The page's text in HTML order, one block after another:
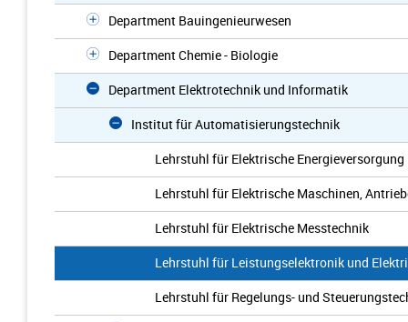
Department Bauingenieurwesen
Department Chemie - Biologie
Department Elektrotechnik und Informatik
Institut für Automatisierungstechnik
Lehrstuhl für Elektrische Energieversorgung
Lehrstuhl für Elektrische Maschinen,
Lehrstuhl für Elektrische Messtechnik
Lehrstuhl für Leistungselektronik und
Lehrstuhl für Regelungs- und